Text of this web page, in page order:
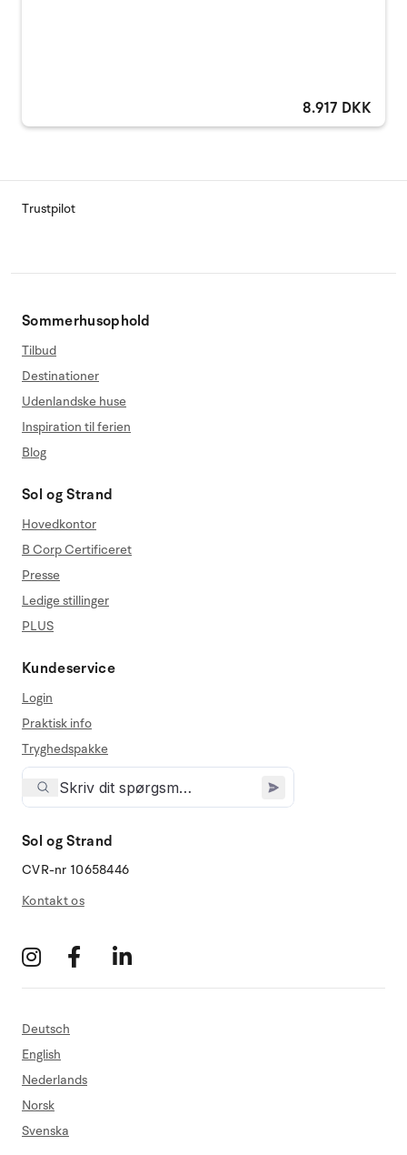
8.917 DKK
Trustpilot
Sommerhusophold
Tilbud
Destinationer
Udenlandske huse
Inspiration til ferien
Blog
Sol og Strand
Hovedkontor
B Corp Certificeret
Presse
Ledige stillinger
PLUS
Kundeservice
Login
Praktisk info
Tryghedspakke
Sol og Strand
CVR-nr 10658446
Kontakt os
Deutsch
English
Nederlands
Norsk
Svenska